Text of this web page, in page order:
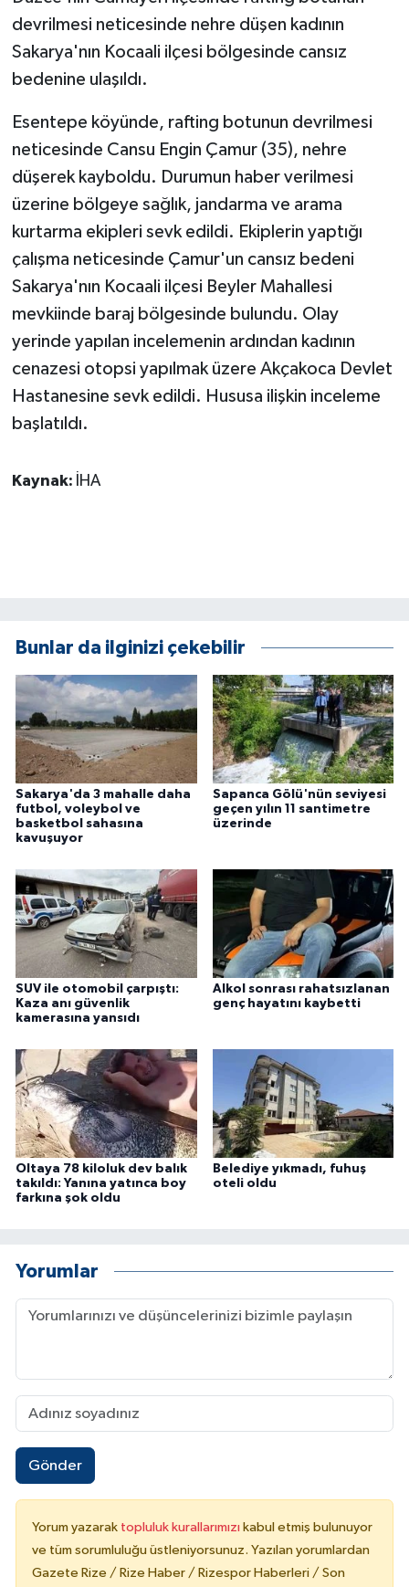
devrilmesi neticesinde nehre düşen kadının
Sakarya'nın Kocaali ilçesi bölgesinde cansız
bedenine ulaşıldı.
Esentepe köyünde, rafting botunun devrilmesi
neticesinde Cansu Engin Çamur (35), nehre
düşerek kayboldu. Durumun haber verilmesi
üzerine bölgeye sağlık, jandarma ve arama
kurtarma ekipleri sevk edildi. Ekiplerin yaptığı
çalışma neticesinde Çamur'un cansız bedeni
Sakarya'nın Kocaali ilçesi Beyler Mahallesi
mevkiinde baraj bölgesinde bulundu. Olay
yerinde yapılan incelemenin ardından kadının
cenazesi otopsi yapılmak üzere Akçakoca Devlet
Hastanesine sevk edildi. Hususa ilişkin inceleme
başlatıldı.
Kaynak: İHA
Bunlar da ilginizi çekebilir
Sakarya'da 3 mahalle daha
futbol, voleybol ve
basketbol sahasına
kavuşuyor
Sapanca Gölü'nün seviyesi
geçen yılın 11 santimetre
üzerinde
SUV ile otomobil çarpıştı:
Kaza anı güvenlik
kamerasına yansıdı
Alkol sonrası rahatsızlanan
genç hayatını kaybetti
Oltaya 78 kiloluk dev balık
takıldı: Yanına yatınca boy
farkına şok oldu
Belediye yıkmadı, fuhuş
oteli oldu
Yorumlar
Gönder
Yorum yazarak topluluk kurallarımızı kabul etmiş bulunuyor
ve tüm sorumluluğu üstleniyorsunuz. Yazılan yorumlardan
Gazete Rize / Rize Haber / Rizespor Haberleri / Son
Güvenlik
HABERDE İNSAN
İNSAN
İş Dünyası
Kadın
KÜLTÜR SANAT
SPOR HABERLERİ
TEKNOLOJİ
Turizm
ÜLKE GÜNDEMİ
YAŞAM
YEREL
Yerel Haberler